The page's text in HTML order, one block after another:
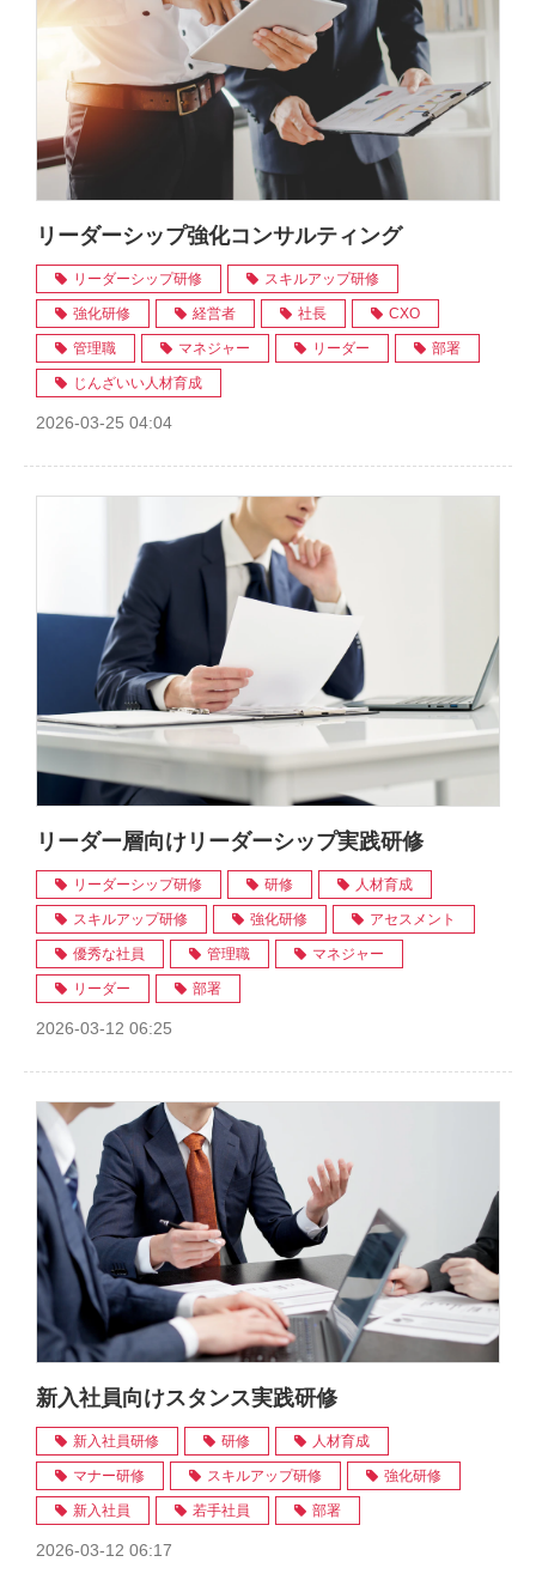
リーダーシップ強化コンサルティング
リーダーシップ研修 スキルアップ研修
強化研修 経営者 社長 CXO
管理職 マネジャー リーダー 部署
じんざいい人材育成
2026-03-25 04:04
リーダー層向けリーダーシップ実践研修
リーダーシップ研修 研修 人材育成
スキルアップ研修 強化研修 アセスメント
優秀な社員 管理職 マネジャー
リーダー 部署
2026-03-12 06:25
新入社員向けスタンス実践研修
新入社員研修 研修 人材育成
マナー研修 スキルアップ研修 強化研修
新入社員 若手社員 部署
2026-03-12 06:17